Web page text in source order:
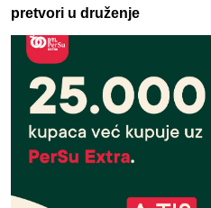
pretvori u druženje